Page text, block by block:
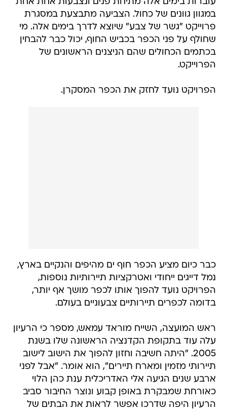
במגוון גוונים של כחול. הצביעה מתבצעת במסגרת
פרוייקט "גשר של צבע" שיוצא לדרך בימים אלה. מי
שחולף על פני הכפר בכביש החוף, יכול כבר להבחין
בכתמים הכחולים שהם הניצנים הראשונים של
הפרוייקט.
הפרויקט נועד לחזק את הכפר המסקרן.
כבר כיום מציע הכפר חוף ים מהיפים והנקיים בארץ,
נמל דייגים ייחודי ואטרקציות תיירותיות נוספות,
הפרויקט נועד להפוך אותו לכפר מושך אף יותר,
בדומה לכפרים תיירותיים צבעוניים בעולם.
ראש המועצה, השייח מוראד עמאש, מספר כי הרעיון
עלה עוד בתקופת הקדנציה הראשונה שלו בשנת
2005. "היתה חשיבה וחזון להפוך את הישוב לישוב
תיירותי מזמין ומארח תיירים", הוא אומר. "אבל לפני
ארבע שנים הגיעה אלי האדריכלית ענת כהן הלוי
כאורחת שמבקרת באופן קבוע ונוצר החיבור סביב
הרעיון היפה שדרכו אפשר לראות את הבתים של